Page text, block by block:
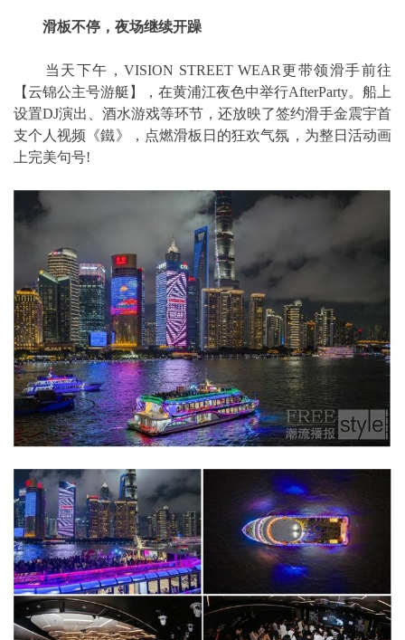
滑板不停，夜场继续开躁
当天下午，VISION STREET WEAR更带领滑手前往
【云锦公主号游艇】，在黄浦江夜色中举行AfterParty。船上
设置DJ演出、酒水游戏等环节，还放映了签约滑手金震宇首
支个人视频《鐵》，点燃滑板日的狂欢气氛，为整日活动画
上完美句号!